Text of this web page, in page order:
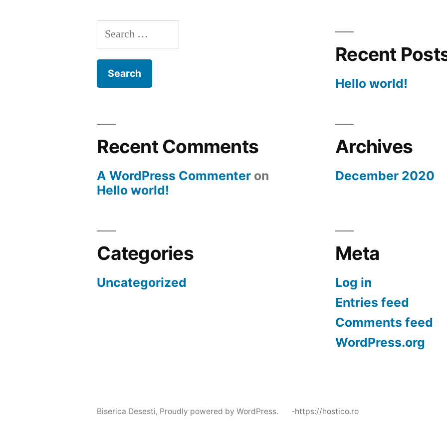
Search
for:
Recent
Hello world!
Recent Comments
A WordPress Commenter on
Hello world!
Archives
December 2020
Categories
Uncategorized
Meta
Log in
Entries feed
Comments feed
WordPress.org
Biserica Desesti, Proudly powered by WordPress. -https://hostico.ro